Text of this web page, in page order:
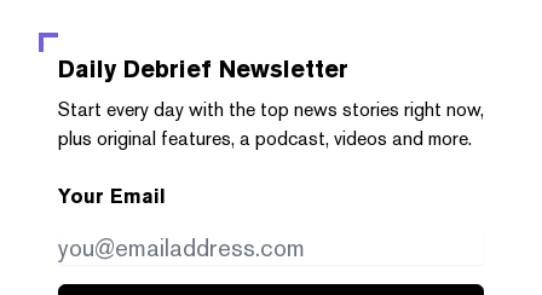
Daily Debrief Newsletter
Start every day with the top news stories right now,
plus original features, a podcast, videos and more.
Your Email